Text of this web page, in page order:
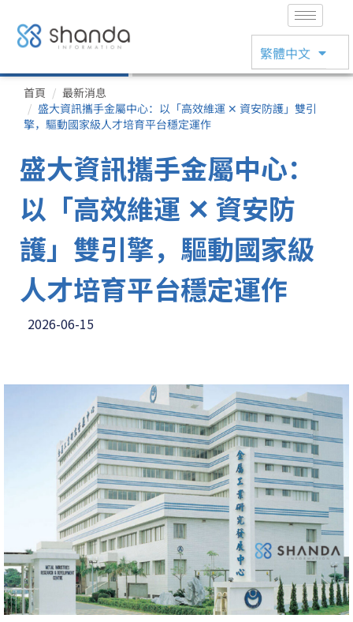
繁體中文
English
日本語
首頁
最新消息
盛大資訊攜手金屬中心：以「高效維運 ✕ 資安防護」雙引
擎，驅動國家級人才培育平台穩定運作
盛大資訊攜手金屬中心：
以「高效維運 ✕ 資安防
護」雙引擎，驅動國家級
人才培育平台穩定運作
2026-06-15